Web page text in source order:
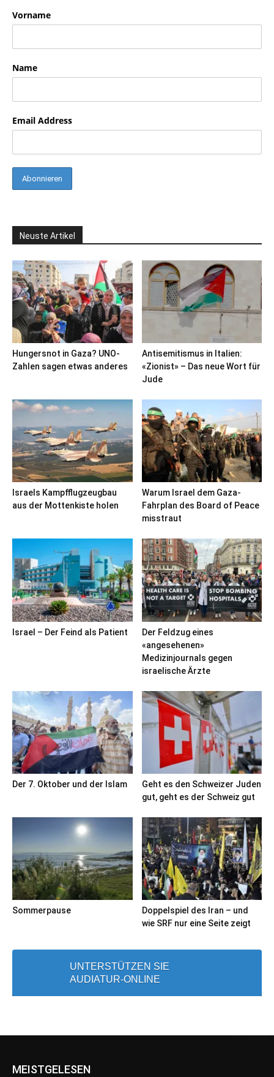
Vorname
Name
Email Address
Neuste Artikel
Hungersnot in Gaza? UNO-
Zahlen sagen etwas anderes
Antisemitismus in Italien:
«Zionist» – Das neue Wort für
Jude
Israels Kampfflugzeugbau
aus der Mottenkiste holen
Warum Israel dem Gaza-
Fahrplan des Board of Peace
misstraut
Israel – Der Feind als Patient
Der Feldzug eines
«angesehenen»
Medizinjournals gegen
israelische Ärzte
Der 7. Oktober und der Islam
Geht es den Schweizer Juden
gut, geht es der Schweiz gut
Sommerpause
Doppelspiel des Iran – und
wie SRF nur eine Seite zeigt
UNTERSTÜTZEN SIE
AUDIATUR-ONLINE
MEISTGELESEN